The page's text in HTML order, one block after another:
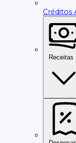
Créditos
Receitas